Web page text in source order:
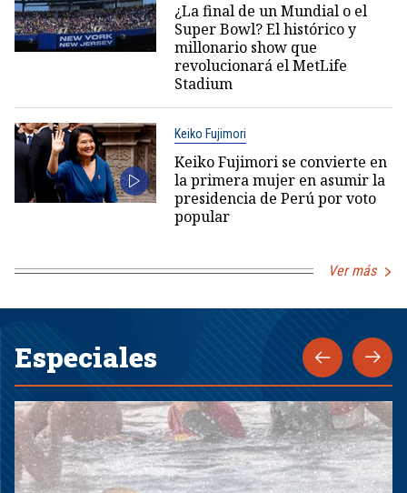
¿La final de un Mundial o el
Super Bowl? El histórico y
millonario show que
revolucionará el MetLife
Stadium
Keiko Fujimori
Keiko Fujimori se convierte en
la primera mujer en asumir la
presidencia de Perú por voto
popular
Ver más
Especiales